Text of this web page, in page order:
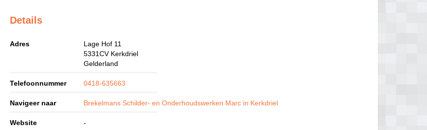
Details
Adres
Lage Hof 11
5331CV Kerkdriel
Gelderland
Telefoonnummer 0418-635663
Navigeer naar Brekelmans Schilder- en Onderhoudswerken Marc in Kerkdriel
Website -